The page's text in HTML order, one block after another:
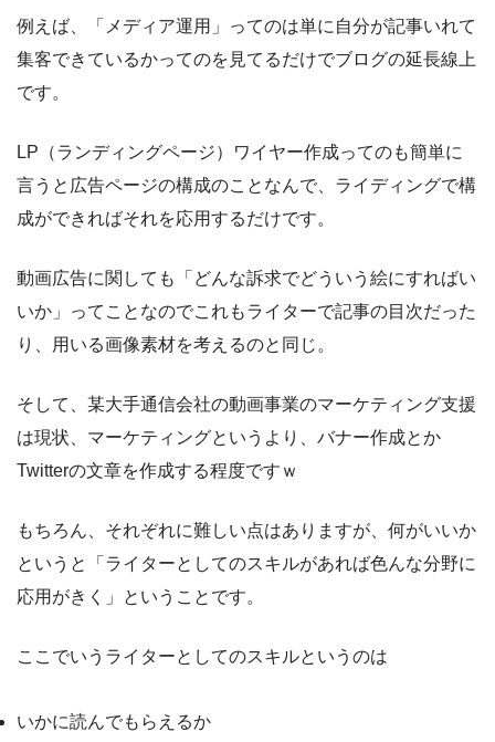
例えば、「メディア運用」ってのは単に自分が記事いれて
集客できているかってのを見てるだけでブログの延長線上
です。
LP（ランディングページ）ワイヤー作成ってのも簡単に
言うと広告ページの構成のことなんで、ライディングで構
成ができればそれを応用するだけです。
動画広告に関しても「どんな訴求でどういう絵にすればい
いか」ってことなのでこれもライターで記事の目次だった
り、用いる画像素材を考えるのと同じ。
そして、某大手通信会社の動画事業のマーケティング支援
は現状、マーケティングというより、バナー作成とか
Twitterの文章を作成する程度ですｗ
もちろん、それぞれに難しい点はありますが、何がいいか
というと「ライターとしてのスキルがあれば色んな分野に
応用がきく」ということです。
ここでいうライターとしてのスキルというのは
いかに読んでもらえるか